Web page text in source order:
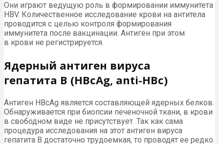
Они играют ведущую роль в формировании иммунитета
HBV. Количественное исследование крови на антитела
проводится с целью контроля формирования
иммунитета после вакцинации. Антиген при этом
в крови не регистрируется.
Ядерный антиген вируса
гепатита В (HBcAg, anti-HBc)
Антиген HBcAg является составляющей ядерных белков.
Обнаруживается при биопсии печеночной ткани, в крови
в свободном виде не присутствует. Так как сама
процедура исследования на этот антиген вируса
гепатита В достаточно трудоемкая, то проводят ее редко.